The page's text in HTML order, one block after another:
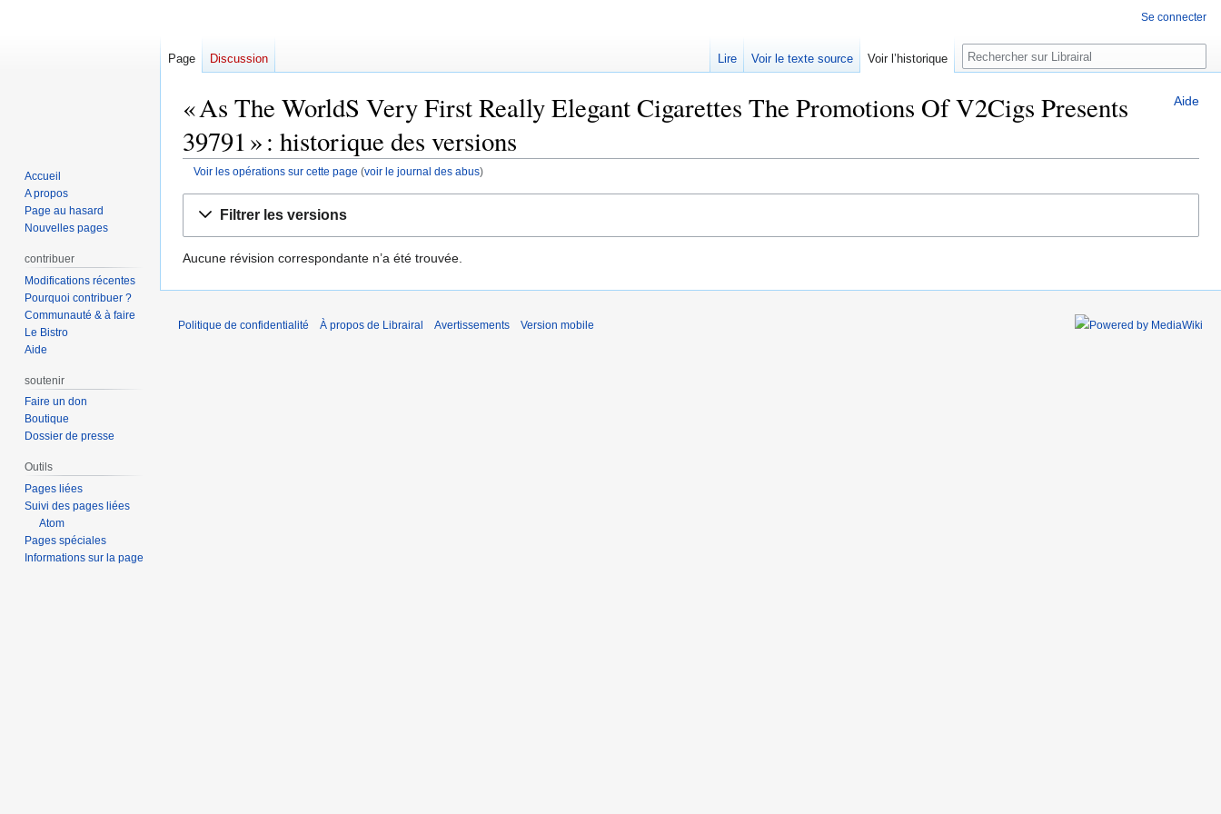
Aide
« As The WorldS Very First Really Elegant Cigarettes The Promotions Of V2Cigs Presents
39791 » : historique des versions
Voir les opérations sur cette page (voir le journal des abus)
navigation
recherche
Filtrer les versions
Aucune révision correspondante n’a été trouvée.
Se connecter
Page Discussion Lire Voir le texte source Voir l’historique Rechercher
Accueil
A propos
Page au hasard
Nouvelles pages
contribuer
Modifications récentes
Pourquoi contribuer ?
Communauté & à faire
Le Bistro
Aide
soutenir
Faire un don
Boutique
Dossier de presse
Outils
Pages liées
Suivi des pages liées
Atom
Pages spéciales
Informations sur la page
Politique de confidentialité À propos de Librairal Avertissements Version mobile